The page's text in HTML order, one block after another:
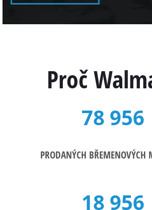
Proč
78 956
PRODANÝCH BŘEMENOVÝCH
18 956